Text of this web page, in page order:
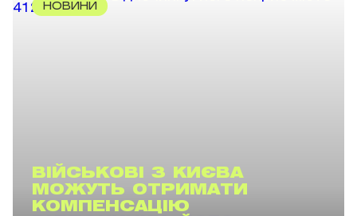
НОВИНИ
ВІЙСЬКОВІ З КИЄВА
МОЖУТЬ ОТРИМАТИ
КОМПЕНСАЦІЮ